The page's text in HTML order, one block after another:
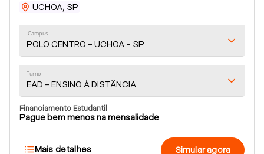
UCHOA, SP
Campus
POLO CENTRO - UCHOA - SP
Turno
EAD - ENSINO À DISTÂNCIA
Financiamento Estudantil
Pague bem menos na mensalidade
Mais detalhes Simular agora